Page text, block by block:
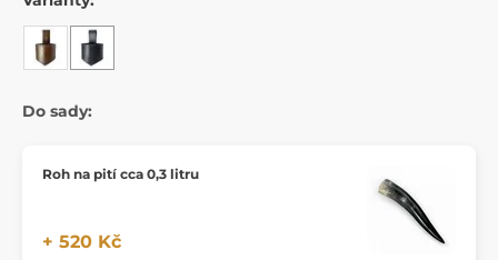
Do sady:
Roh na pití cca 0,3 litru
+ 520 Kč